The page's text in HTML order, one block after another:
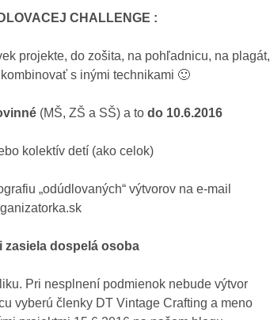
CHALLENGE :
projekte, do zošita, na pohľadnicu, na plagát,
s inými technikami 🙂
(MŠ, ZŠ a SŠ) a to do 10.6.2016
kolektív detí (ako celok)
„odúdlovaných“ výtvorov na e-mail
zasiela dospelá osoba
Pri nesplnení podmienok nebude výtvor
vyberú členky DT Vintage Crafting a meno